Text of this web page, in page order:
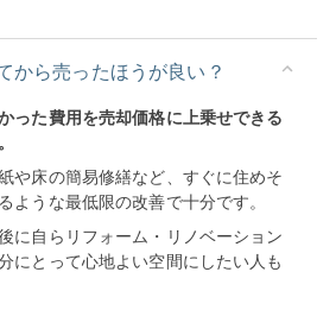
から売ったほうが良い？
った費用を売却価格に上乗せできる
や床の簡易修繕など、すぐに住めそ
ような最低限の改善で十分です。
に自らリフォーム・リノベーション
にとって心地よい空間にしたい人も